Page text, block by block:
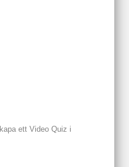
ett Video Quiz i